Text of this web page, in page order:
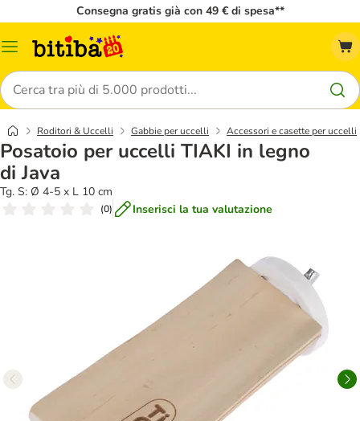
Consegna gratis già con 49 € di spesa**
Overview
Cerca
Roditori & Uccelli Gabbie per uccelli Accessori e casette per uccelli
Posatoio per uccelli TIAKI in legno
di Java
Tg. S: Ø 4-5 x L 10 cm
(0) Inserisci la tua valutazione